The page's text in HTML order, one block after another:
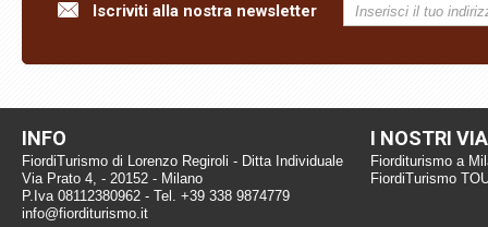
Iscriviti alla nostra newsletter
INFO
FiordiTurismo di Lorenzo Regiroli - Ditta Individuale
Via Prato 4, - 20152 - Milano
P.Iva 08112380962 - Tel. +39 338 9874779
info@fiorditurismo.it
I NOSTRI
Fiorditurismo a
FiordiTurismo